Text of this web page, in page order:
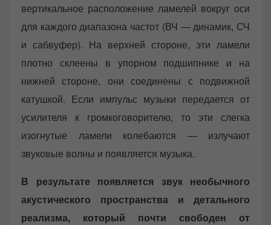
вертикальное расположение ламелей вокруг оси
для каждого диапазона частот (ВЧ — динамик, СЧ
и сабвуфер). На верхней стороне, эти ламели
плотно склеены в упорном подшипнике и на
нижней стороне, они соединены с подвижной
катушкой. Если импульс музыки передается от
усилителя к громкоговорителю, то эти слегка
изогнутые ламели колебаются — излучают
звуковые волны и появляется музыка.
В результате появляется звук необычного
акустического пространства и детального
реализма, который почти свободен от